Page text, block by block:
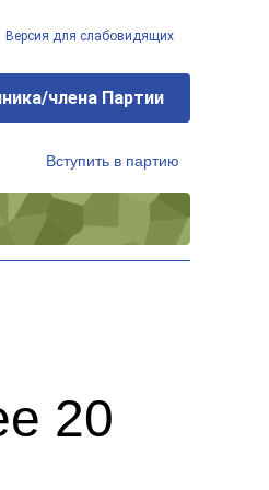
Версия для слабовидящих
члена Партии
Вступить в партию
20